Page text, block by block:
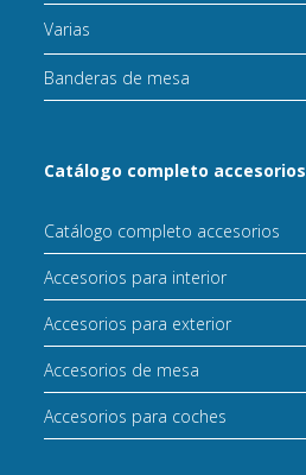
Varias
Banderas de mesa
Catálogo completo accesorios
Catálogo completo accesorios
Accesorios para interior
Accesorios para exterior
Accesorios de mesa
Accesorios para coches